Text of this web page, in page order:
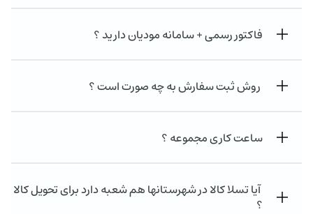
فاکتور رسمی + سامانه مودیان دارید ؟
روش ثبت سفارش به چه صورت است ؟
ساعت کاری مجموعه ؟
آیا تسلا کالا در شهرستانها هم شعبه دارد برای تحویل کالا
؟